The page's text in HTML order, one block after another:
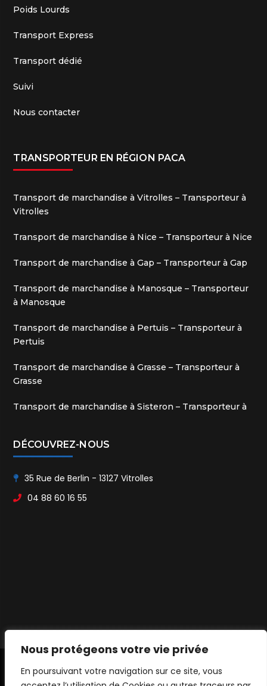
Nous protégeons votre vie privée
En poursuivant votre navigation sur ce site, vous
Poids Lourds
Transport Express
Transport dédié
Suivi
Nous contacter
TRANSPORTEUR EN RÉGION PACA
Transport de marchandise à Vitrolles – Transporteur à
Vitrolles
Transport de marchandise à Nice – Transporteur à Nice
Transport de marchandise à Gap – Transporteur à Gap
Transport de marchandise à Manosque – Transporteur
à Manosque
Transport de marchandise à Pertuis – Transporteur à
Pertuis
Transport de marchandise à Grasse – Transporteur à
Grasse
Transport de marchandise à Sisteron – Transporteur à
Sisteron
DÉCOUVREZ-NOUS
35 Rue de Berlin - 13127 Vitrolles
04 88 60 16 55
© ANH SOLUTIONS - TOUS DROITS RÉSERVÉS